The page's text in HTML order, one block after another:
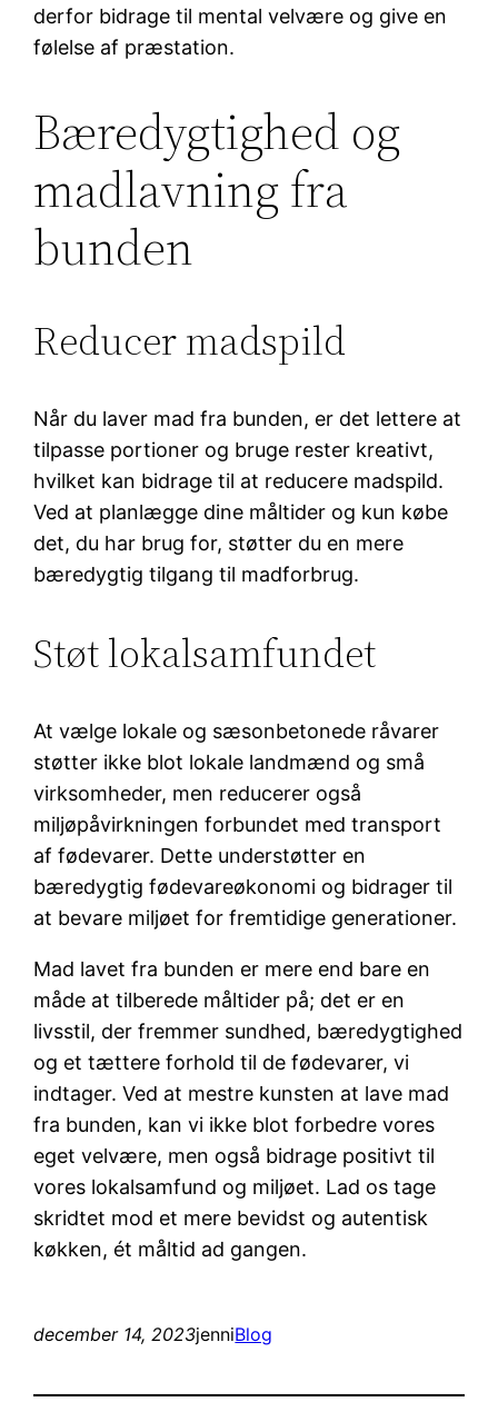
derfor bidrage til mental velvære og give en
følelse af præstation.
Bæredygtighed og
madlavning fra
bunden
Reducer madspild
Når du laver mad fra bunden, er det lettere at
tilpasse portioner og bruge rester kreativt,
hvilket kan bidrage til at reducere madspild.
Ved at planlægge dine måltider og kun købe
det, du har brug for, støtter du en mere
bæredygtig tilgang til madforbrug.
Støt lokalsamfundet
At vælge lokale og sæsonbetonede råvarer
støtter ikke blot lokale landmænd og små
virksomheder, men reducerer også
miljøpåvirkningen forbundet med transport
af fødevarer. Dette understøtter en
bæredygtig fødevareøkonomi og bidrager til
at bevare miljøet for fremtidige generationer.
Mad lavet fra bunden er mere end bare en
måde at tilberede måltider på; det er en
livsstil, der fremmer sundhed, bæredygtighed
og et tættere forhold til de fødevarer, vi
indtager. Ved at mestre kunsten at lave mad
fra bunden, kan vi ikke blot forbedre vores
eget velvære, men også bidrage positivt til
vores lokalsamfund og miljøet. Lad os tage
skridtet mod et mere bevidst og autentisk
køkken, ét måltid ad gangen.
december 14, 2023jenniBlog